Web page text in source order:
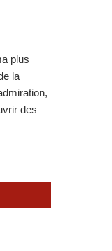
plus
la
des